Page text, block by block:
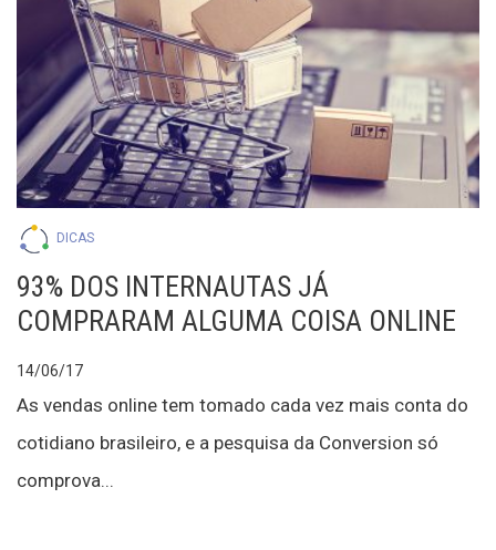
DICAS
93% DOS INTERNAUTAS JÁ
COMPRARAM ALGUMA COISA ONLINE
14/06/17
As vendas online tem tomado cada vez mais conta do
cotidiano brasileiro, e a pesquisa da Conversion só
comprova...